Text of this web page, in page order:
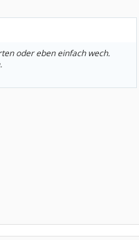
oder eben einfach wech.